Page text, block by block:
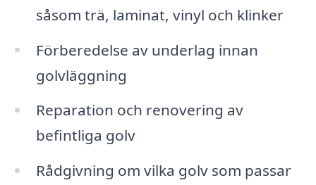
såsom trä, laminat, vinyl och klinker
Förberedelse av underlag innan
golvläggning
Reparation och renovering av
befintliga golv
Rådgivning om vilka golv som passar